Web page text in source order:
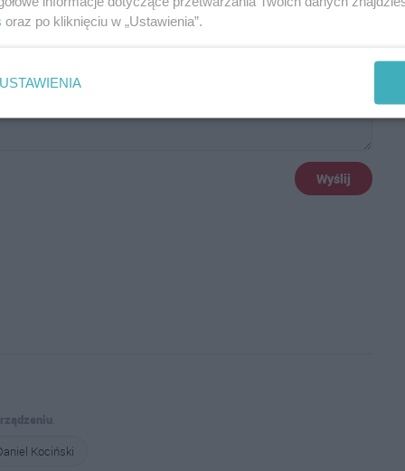
Wyślij
Kociński
oraz po kliknięciu w „Ustawienia”.
USTAWIENIA